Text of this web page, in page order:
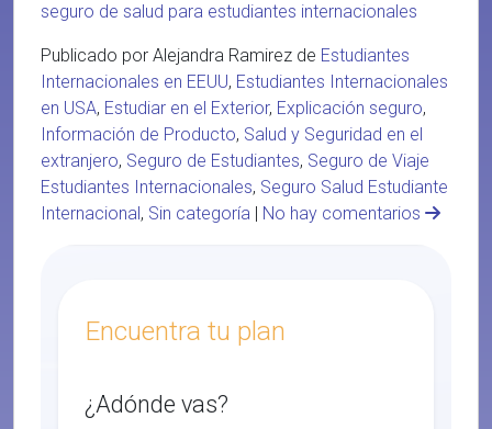
seguro de salud para estudiantes internacionales
Publicado por Alejandra Ramirez de Estudiantes
Internacionales en EEUU, Estudiantes Internacionales
en USA, Estudiar en el Exterior, Explicación seguro,
Información de Producto, Salud y Seguridad en el
extranjero, Seguro de Estudiantes, Seguro de Viaje
Estudiantes Internacionales, Seguro Salud Estudiante
Internacional, Sin categoría | No hay comentarios
Encuentra tu plan
¿Adónde vas?